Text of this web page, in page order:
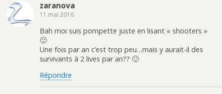
zaranova
11 mai 2016
Bah moi suis pompette juste en lisant « shooters »
🙂
Une fois par an c’est trop peu…mais y aurait-il des
survivants à 2 lives par an?? 🙂
Répondre